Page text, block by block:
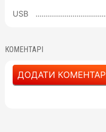
USB
КОМЕНТАРІ
ДОДАТИ КОМЕНТАР